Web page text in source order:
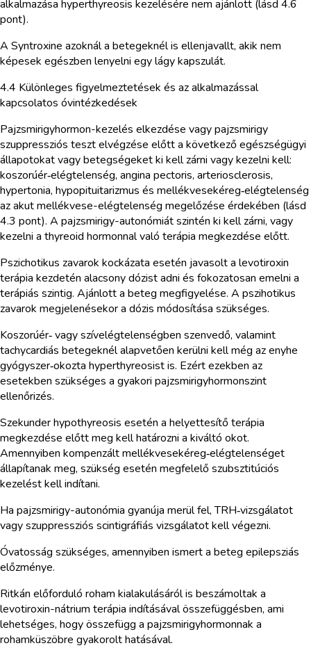
alkalmazása hyperthyreosis kezelésére nem ajánlott (lásd 4.6
pont).
A Syntroxine azoknál a betegeknél is ellenjavallt, akik nem
képesek egészben lenyelni egy lágy kapszulát.
4.4 Különleges figyelmeztetések és az alkalmazással
kapcsolatos óvintézkedések
Pajzsmirigyhormon-kezelés elkezdése vagy pajzsmirigy
szuppressziós teszt elvégzése előtt a következő egészségügyi
állapotokat vagy betegségeket ki kell zárni vagy kezelni kell:
koszorúér‑elégtelenség, angina pectoris, arteriosclerosis,
hypertonia, hypopituitarizmus és mellékvesekéreg‑elégtelenség
az akut mellékvese-elégtelenség megelőzése érdekében (lásd
4.3 pont). A pajzsmirigy-autonómiát szintén ki kell zárni, vagy
kezelni a thyreoid hormonnal való terápia megkezdése előtt.
Pszichotikus zavarok kockázata esetén javasolt a levotiroxin
terápia kezdetén alacsony dózist adni és fokozatosan emelni a
terápiás szintig. Ajánlott a beteg megfigyelése. A pszihotikus
zavarok megjelenésekor a dózis módosítása szükséges.
Koszorúér‑ vagy szívelégtelenségben szenvedő, valamint
tachycardiás betegeknél alapvetően kerülni kell még az enyhe
gyógyszer‑okozta hyperthyreosist is. Ezért ezekben az
esetekben szükséges a gyakori pajzsmirigyhormonszint
ellenőrizés.
Szekunder hypothyreosis esetén a helyettesítő terápia
megkezdése előtt meg kell határozni a kiváltó okot.
Amennyiben kompenzált mellékvesekéreg‑elégtelenséget
állapítanak meg, szükség esetén megfelelő szubsztitúciós
kezelést kell indítani.
Ha pajzsmirigy-autonómia gyanúja merül fel, TRH‑vizsgálatot
vagy szuppressziós scintigráfiás vizsgálatot kell végezni.
Óvatosság szükséges, amennyiben ismert a beteg epilepsziás
előzménye.
Ritkán előforduló roham kialakulásáról is beszámoltak a
levotiroxin-nátrium terápia indításával összefüggésben, ami
lehetséges, hogy összefügg a pajzsmirigyhormonnak a
rohamküszöbre gyakorolt hatásával.